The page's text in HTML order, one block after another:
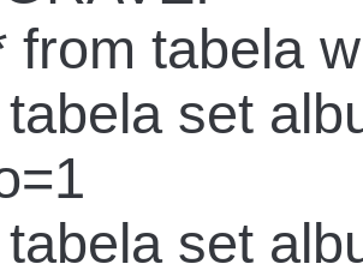
from tabela
set
set